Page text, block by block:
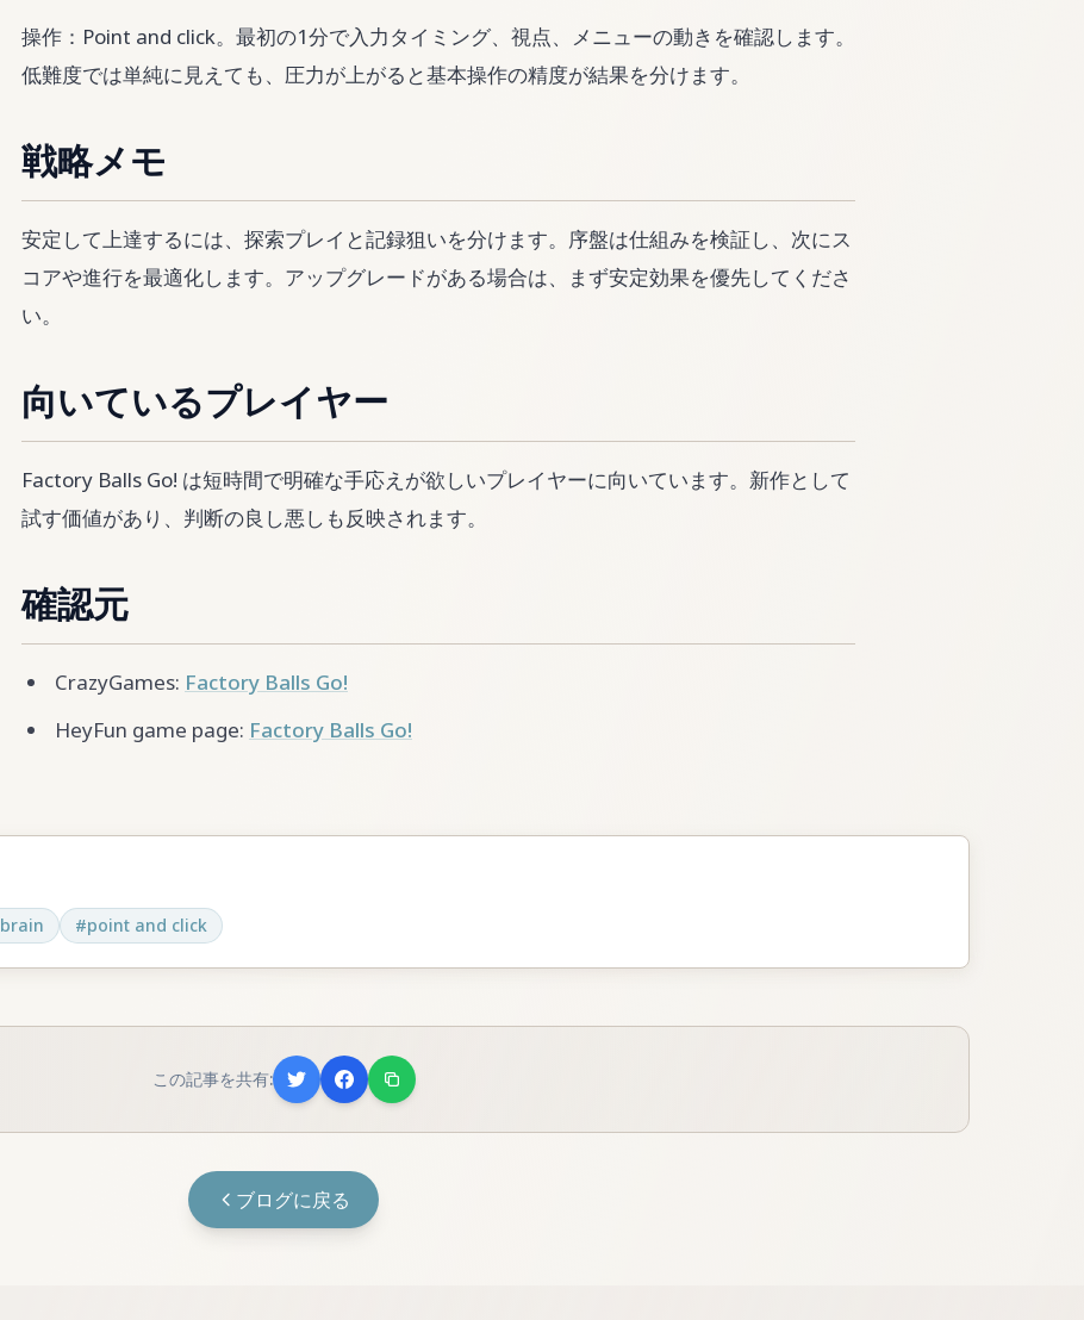
操作：Point and click。最初の1分で入力タイミング、視点、メニューの動きを確認します。
低難度では単純に見えても、圧力が上がると基本操作の精度が結果を分けます。
戦略メモ
安定して上達するには、探索プレイと記録狙いを分けます。序盤は仕組みを検証し、次にス
コアや進行を最適化します。アップグレードがある場合は、まず安定効果を優先してくださ
い。
向いているプレイヤー
Factory Balls Go! は短時間で明確な手応えが欲しいプレイヤーに向いています。新作として
試す価値があり、判断の良し悪しも反映されます。
確認元
CrazyGames: Factory Balls Go!
HeyFun game page: Factory Balls Go!
brain #point and click
この記事を共有:
ブログに戻る